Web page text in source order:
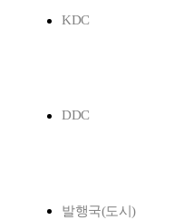
KDC
DDC
발행국(도시)